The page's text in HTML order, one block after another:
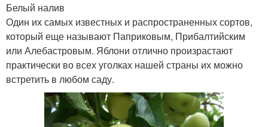
Белый налив
Один их самых известных и распространенных сортов,
который еще называют Паприковым, Прибалтийским
или Алебастровым. Яблони отлично произрастают
практически во всех уголках нашей страны их можно
встретить в любом саду.